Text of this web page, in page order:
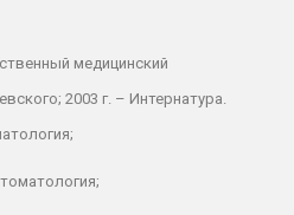
медицинский
2003 г. – Интернатура.